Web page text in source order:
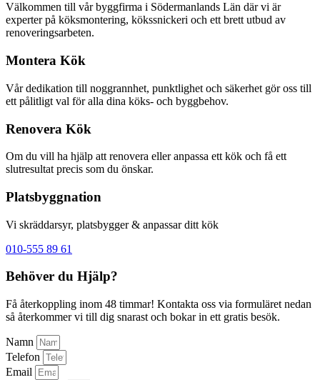
Välkommen till vår byggfirma i Södermanlands Län där vi är
experter på köksmontering, kökssnickeri och ett brett utbud av
renoveringsarbeten.
Montera Kök
Vår dedikation till noggrannhet, punktlighet och säkerhet gör oss till
ett pålitligt val för alla dina köks- och byggbehov.
Renovera Kök
Om du vill ha hjälp att renovera eller anpassa ett kök och få ett
slutresultat precis som du önskar.
Platsbyggnation
Vi skräddarsyr, platsbygger & anpassar ditt kök
010-555 89 61
Behöver du Hjälp?
Få återkoppling inom 48 timmar! Kontakta oss via formuläret nedan
så återkommer vi till dig snarast och bokar in ett gratis besök.
Namn
Telefon
Email